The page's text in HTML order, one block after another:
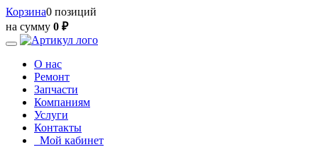
Корзина0 позиций
на сумму 0 ₽
О нас
Ремонт
Запчасти
Компаниям
Услуги
Контакты
Мой кабинет